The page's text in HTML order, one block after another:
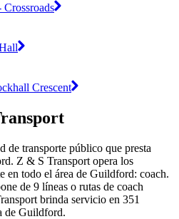
Crescent
de transporte público que presta
Z & S Transport opera los
en todo el área de Guildford: coach.
de 9 líneas o rutas de coach
brinda servicio en 351
de Guildford.